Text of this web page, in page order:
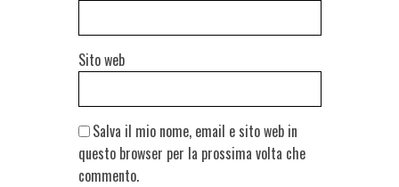
Sito web
Salva il mio nome, email e sito web in
questo browser per la prossima volta che
commento.